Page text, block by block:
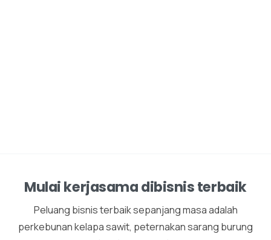
Mulai kerjasama dibisnis terbaik
Peluang bisnis terbaik sepanjang masa adalah
perkebunan kelapa sawit, peternakan sarang burung